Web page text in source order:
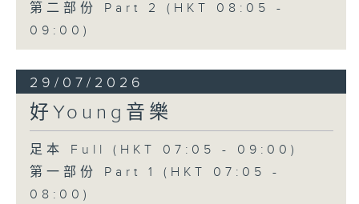
第二部份 Part 2 (HKT 08:05 -
09:00)
29/07/2026
好Young音樂
足本 Full (HKT 07:05 - 09:00)
第一部份 Part 1 (HKT 07:05 -
08:00)